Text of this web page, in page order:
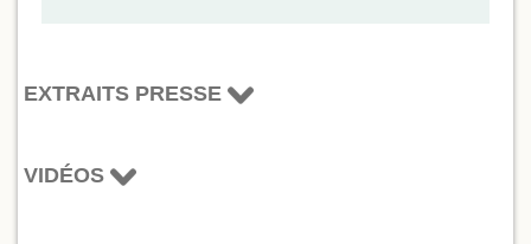
EXTRAITS PRESSE
VIDÉOS